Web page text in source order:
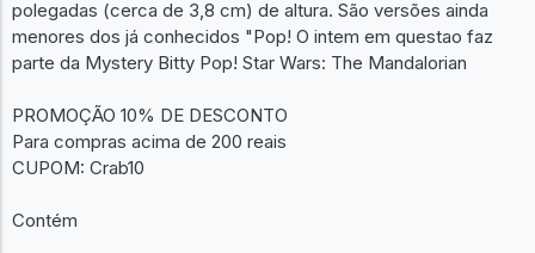
polegadas (cerca de 3,8 cm) de altura. São versões ainda
menores dos já conhecidos "Pop! O intem em questao faz
parte da Mystery Bitty Pop! Star Wars: The Mandalorian
PROMOÇÃO 10% DE DESCONTO
Para compras acima de 200 reais
CUPOM: Crab10
Contém